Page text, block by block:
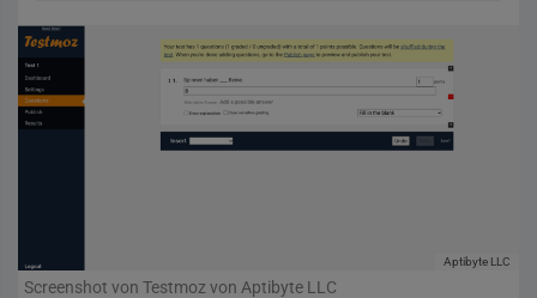
Aptibyte LLC
Screenshot von Testmoz von Aptibyte LLC